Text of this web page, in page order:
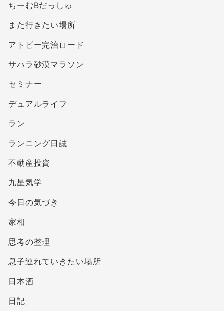
ちーむBだっしゅ
また行きたい場所
アトピー完治ロード
サハラ砂漠マラソン
セミナー
デュアルライフ
ラン
ランニング日誌
不動産投資
九星気学
今日の気づき
家相
思考の整理
息子連れていきたい場所
日本酒
日記